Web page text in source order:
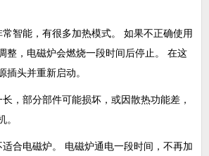
智能，有很多加热模式。 如果不正确使用
整，电磁炉会燃烧一段时间后停止。 在这
插头并重新启动。
，部分部件可能损坏，或因散热功能差，
。
合电磁炉。 电磁炉通电一段时间，不再加